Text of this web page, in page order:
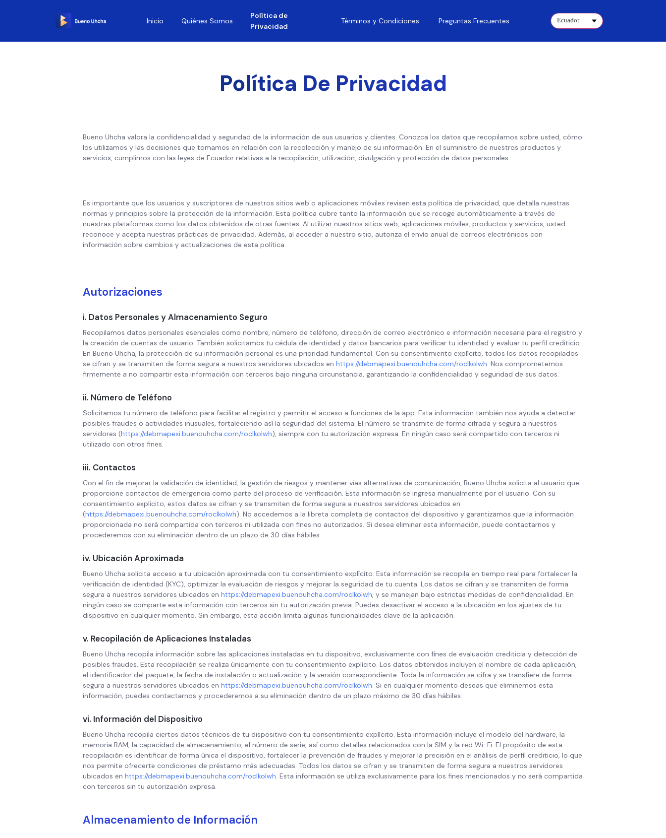
Inicio Quiénes Somos
Política de
Privacidad
Términos y Condiciones Preguntas Frecuentes Ecuador
Política De Privacidad
Bueno Uhcha valora la confidencialidad y seguridad de la información de sus usuarios y clientes. Conozca los datos que recopilamos sobre usted, cómo
los utilizamos y las decisiones que tomamos en relación con la recolección y manejo de su información. En el suministro de nuestros productos y
servicios, cumplimos con las leyes de Ecuador relativas a la recopilación, utilización, divulgación y protección de datos personales.
Es importante que los usuarios y suscriptores de nuestros sitios web o aplicaciones móviles revisen esta política de privacidad, que detalla nuestras
normas y principios sobre la protección de la información. Esta política cubre tanto la información que se recoge automáticamente a través de
nuestras plataformas como los datos obtenidos de otras fuentes. Al utilizar nuestros sitios web, aplicaciones móviles, productos y servicios, usted
reconoce y acepta nuestras prácticas de privacidad. Además, al acceder a nuestro sitio, autoriza el envío anual de correos electrónicos con
información sobre cambios y actualizaciones de esta política.
Autorizaciones
i. Datos Personales y Almacenamiento Seguro
Recopilamos datos personales esenciales como nombre, número de teléfono, dirección de correo electrónico e información necesaria para el registro y
la creación de cuentas de usuario. También solicitamos tu cédula de identidad y datos bancarios para verificar tu identidad y evaluar tu perfil crediticio.
En Bueno Uhcha, la protección de su información personal es una prioridad fundamental. Con su consentimiento explícito, todos los datos recopilados
se cifran y se transmiten de forma segura a nuestros servidores ubicados en https://debmapexi.buenouhcha.com/roclkolwh. Nos comprometemos
firmemente a no compartir esta información con terceros bajo ninguna circunstancia, garantizando la confidencialidad y seguridad de sus datos.
ii. Número de Teléfono
Solicitamos tu número de teléfono para facilitar el registro y permitir el acceso a funciones de la app. Esta información también nos ayuda a detectar
posibles fraudes o actividades inusuales, fortaleciendo así la seguridad del sistema. El número se transmite de forma cifrada y segura a nuestros
servidores (https://debmapexi.buenouhcha.com/roclkolwh), siempre con tu autorización expresa. En ningún caso será compartido con terceros ni
utilizado con otros fines.
iii. Contactos
Con el fin de mejorar la validación de identidad, la gestión de riesgos y mantener vías alternativas de comunicación, Bueno Uhcha solicita al usuario que
proporcione contactos de emergencia como parte del proceso de verificación. Esta información se ingresa manualmente por el usuario. Con su
consentimiento explícito, estos datos se cifran y se transmiten de forma segura a nuestros servidores ubicados en
(https://debmapexi.buenouhcha.com/roclkolwh). No accedemos a la libreta completa de contactos del dispositivo y garantizamos que la información
proporcionada no será compartida con terceros ni utilizada con fines no autorizados. Si desea eliminar esta información, puede contactarnos y
procederemos con su eliminación dentro de un plazo de 30 días hábiles.
iv. Ubicación Aproximada
Bueno Uhcha solicita acceso a tu ubicación aproximada con tu consentimiento explícito. Esta información se recopila en tiempo real para fortalecer la
verificación de identidad (KYC), optimizar la evaluación de riesgos y mejorar la seguridad de tu cuenta. Los datos se cifran y se transmiten de forma
segura a nuestros servidores ubicados en https://debmapexi.buenouhcha.com/roclkolwh, y se manejan bajo estrictas medidas de confidencialidad. En
ningún caso se comparte esta información con terceros sin tu autorización previa. Puedes desactivar el acceso a la ubicación en los ajustes de tu
dispositivo en cualquier momento. Sin embargo, esta acción limita algunas funcionalidades clave de la aplicación.
v. Recopilación de Aplicaciones Instaladas
Bueno Uhcha recopila información sobre las aplicaciones instaladas en tu dispositivo, exclusivamente con fines de evaluación crediticia y detección de
posibles fraudes. Esta recopilación se realiza únicamente con tu consentimiento explícito. Los datos obtenidos incluyen el nombre de cada aplicación,
el identificador del paquete, la fecha de instalación o actualización y la versión correspondiente. Toda la información se cifra y se transfiere de forma
segura a nuestros servidores ubicados en https://debmapexi.buenouhcha.com/roclkolwh. Si en cualquier momento deseas que eliminemos esta
información, puedes contactarnos y procederemos a su eliminación dentro de un plazo máximo de 30 días hábiles.
vi. Información del Dispositivo
Bueno Uhcha recopila ciertos datos técnicos de tu dispositivo con tu consentimiento explícito. Esta información incluye el modelo del hardware, la
memoria RAM, la capacidad de almacenamiento, el número de serie, así como detalles relacionados con la SIM y la red Wi-Fi. El propósito de esta
recopilación es identificar de forma única el dispositivo, fortalecer la prevención de fraudes y mejorar la precisión en el análisis de perfil crediticio, lo que
nos permite ofrecerte condiciones de préstamo más adecuadas. Todos los datos se cifran y se transmiten de forma segura a nuestros servidores
ubicados en https://debmapexi.buenouhcha.com/roclkolwh. Esta información se utiliza exclusivamente para los fines mencionados y no será compartida
con terceros sin tu autorización expresa.
Almacenamiento de Información